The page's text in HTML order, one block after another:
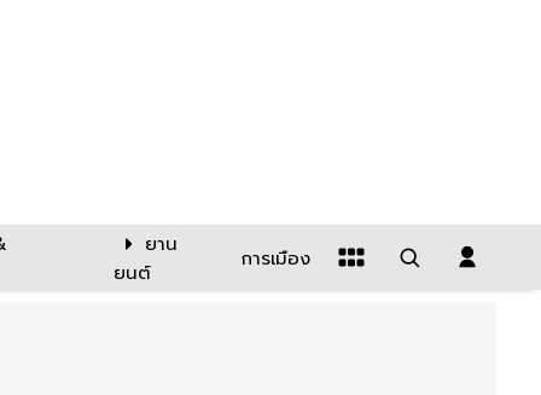
ยาน
ยนต์
การเมือง